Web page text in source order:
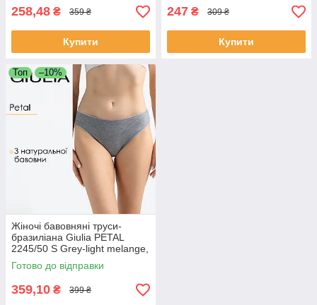
258,48 ₴ 359 ₴
Купити
247 ₴ 309 ₴
Купити
Топ –10%
Жіночі бавовняні труси-
бразиліана Giulia PETAL
2245/50 S Grey-light melange,
середня посадка, трикотажні,
однотонні
Готово до відправки
359,10 ₴ 399 ₴